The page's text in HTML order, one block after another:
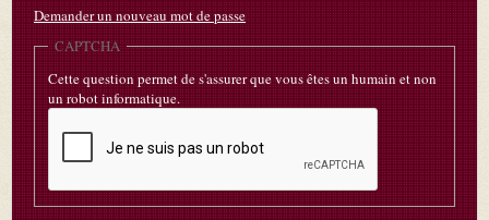
Demander un nouveau mot de passe
CAPTCHA
Cette question permet de s'assurer que vous êtes un humain et non
un robot informatique.